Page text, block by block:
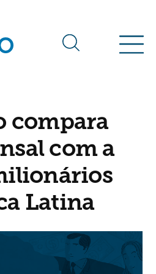
compara
com a
Latina